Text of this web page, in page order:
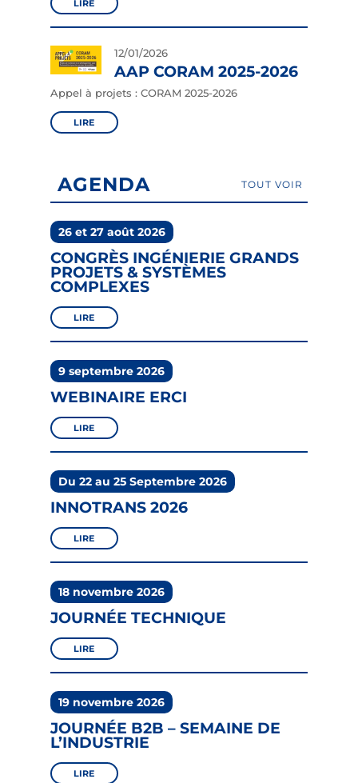
LIRE
12/01/2026
AAP CORAM 2025-2026
Appel à projets : CORAM 2025-2026
LIRE
AGENDA TOUT VOIR
26 et 27 août 2026
CONGRÈS INGÉNIERIE GRANDS
PROJETS & SYSTÈMES
COMPLEXES
LIRE
9 septembre 2026
WEBINAIRE ERCI
LIRE
Du 22 au 25 Septembre 2026
INNOTRANS 2026
LIRE
18 novembre 2026
JOURNÉE TECHNIQUE
LIRE
19 novembre 2026
JOURNÉE B2B – SEMAINE DE
L’INDUSTRIE
LIRE